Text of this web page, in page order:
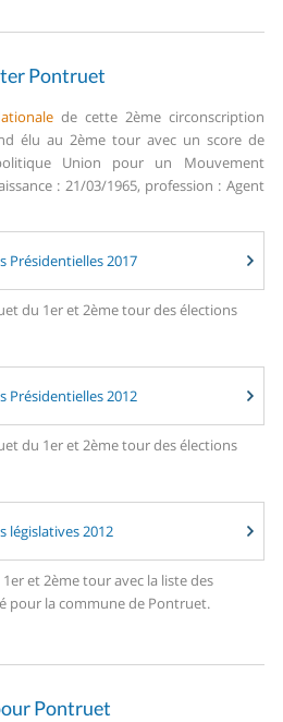
Pontruet
de cette 2ème circonscription
élu au 2ème tour avec un score de
Union pour un Mouvement
: 21/03/1965, profession : Agent
Présidentielles 2017
du 1er et 2ème tour des élections
Présidentielles 2012
du 1er et 2ème tour des élections
législatives 2012
et 2ème tour avec la liste des
pour la commune de Pontruet.
Pontruet